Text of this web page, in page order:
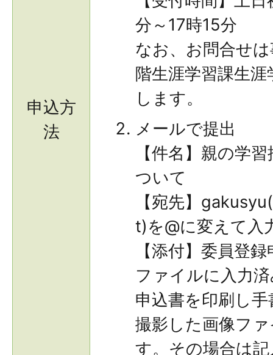
申込方
法
分～17時15分
なお、お問合せ
階生涯学習課生
します。
メールで提出
【件名】親の学
ついて
【宛先】
t)を@に変えて入
【添付】委員登
ファイルに入力
申込書を印刷し
撮影した画像フ
す。その場合は